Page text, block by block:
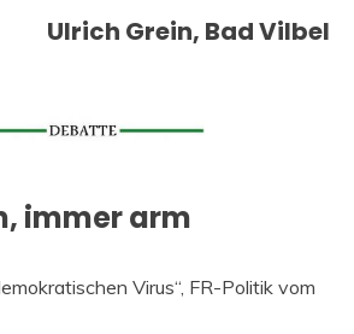
Ulrich Grein, Bad Vilbel
immer arm
Virus“, FR-Politik vom